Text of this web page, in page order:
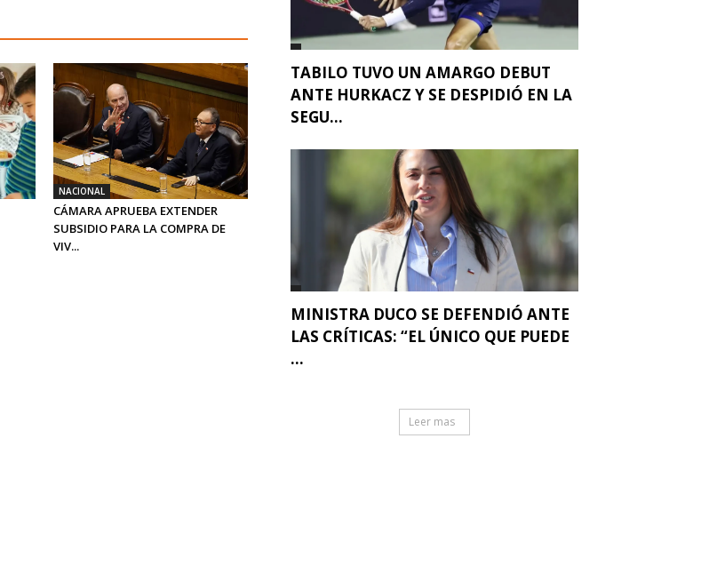
NACIONAL
CÁMARA APRUEBA EXTENDER
SUBSIDIO PARA LA COMPRA DE
VIV...
TABILO TUVO UN AMARGO DEBUT
ANTE HURKACZ Y SE DESPIDIÓ EN LA
SEGU...
MINISTRA DUCO SE DEFENDIÓ ANTE
LAS CRÍTICAS: “EL ÚNICO QUE PUEDE
...
Leer mas